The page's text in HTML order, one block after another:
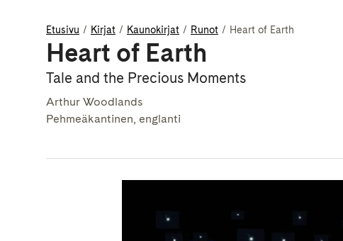
Etusivu Kirjat Kaunokirjat Runot Heart of Earth
Heart of Earth
Tale and the Precious Moments
Arthur Woodlands
Pehmeäkantinen, englanti